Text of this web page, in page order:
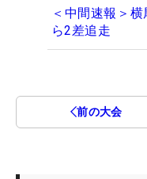
＜中間速報＞
ら2差追走
前の大会